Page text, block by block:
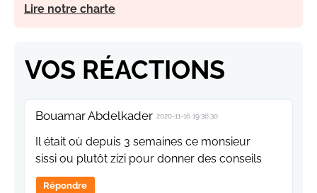
Lire notre charte
VOS RÉACTIONS
Bouamar Abdelkader 2020-11-16 19:36:30
Il était où depuis 3 semaines ce monsieur
sissi ou plutôt zizi pour donner des conseils
Répondre